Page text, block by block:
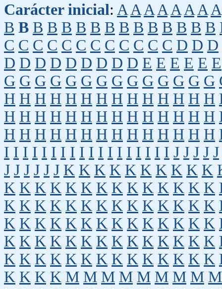
Carácter inicial: A A A A A A A A
B B B B B B B B B B B B B B B
C C C C C C C C C C C C D D D
D D D D D D D D D E E E E E E
G G G G G G G G G G G G G G
H H H H H H H H H H H H H H
H H H H H H H H H H H H H H
H H H H H H H H H H H H H H
I I I I I I I I I I I I I I I I I I J J J J J
J J J J J J K K K K K K K K K K
K K K K K K K K K K K K K K
K K K K K K K K K K K K K K
K K K K K K K K K K K K K K
K K K K K K K K K K K K K K
K K K K K K K K K K K K K K
K K K K M M M M M M M M M